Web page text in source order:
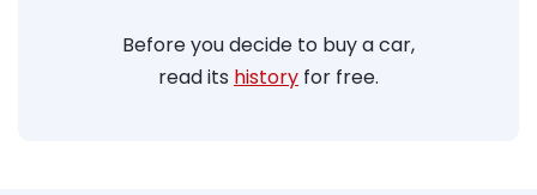
Before you decide to buy a car,
read its history for free.